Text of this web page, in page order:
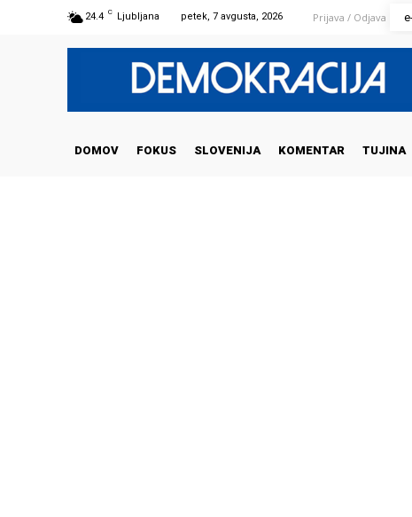
24.4 C Ljubljana petek, 7 avgusta, 2026 Prijava / Odjava
DOMOV FOKUS SLOVENIJA KOMENTAR TUJINA